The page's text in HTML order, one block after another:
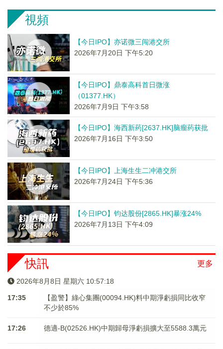
視頻
【今日IPO】亦诺微三闯港交所
2026年7月20日 下午5:20
【今日IPO】鼎泰高科首日微涨
（01377.HK）
2026年7月9日 下午3:58
【今日IPO】海西新药[2637.HK]脑瘤药获批
2026年7月16日 下午3:50
【今日IPO】上海生生二冲港交所
2026年7月24日 下午5:36
【今日IPO】钧达股份[2865.HK]暴涨24%
2026年7月13日 下午4:09
更多
快訊
2026年8月8日 星期六 10:57:19
17:35
【盈警】綠心集團(00094.HK)料中期淨虧損同比收窄
不少於85%
17:26 德適-B(02526.HK)中期歸母淨虧損擴大至5588.3萬元